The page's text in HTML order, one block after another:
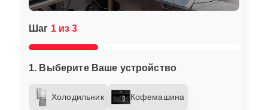
Шаг 1 из 3
1. Выберите Ваше устройство
Холодильник Кофемашина